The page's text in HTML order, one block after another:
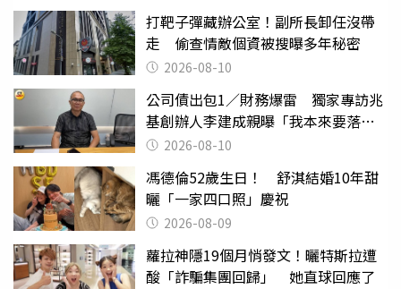
打靶子彈藏辦公室！副所長卸任沒帶
走 偷查情敵個資被搜曝多年秘密
2026-08-10
公司債出包1／財務爆雷 獨家專訪兆
基創辦人李建成親曝「我本來要落
跑」2026-08-10
馮德倫52歲生日！ 舒淇結婚10年甜
曬「一家四口照」慶祝
2026-08-09
蘿拉神隱19個月悄發文！曬特斯拉遭
酸「詐騙集團回歸」 她直球回應了